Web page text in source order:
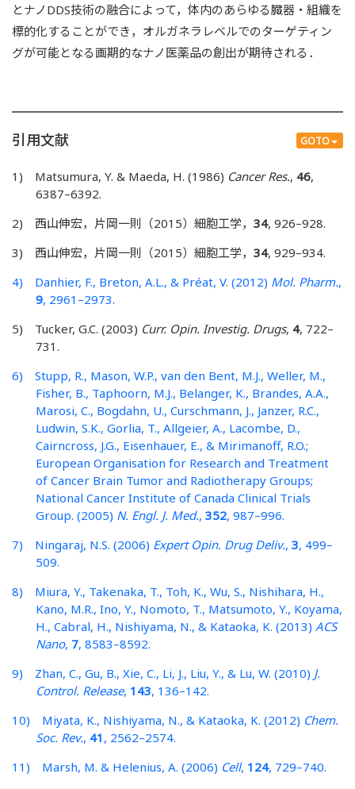
とナノDDS技術の融合によって，体内のあらゆる臓器・組織を
標的化することができ，オルガネラレベルでのターゲティン
グが可能となる画期的なナノ医薬品の創出が期待される．
GOTO
引用文献
1) Matsumura, Y. & Maeda, H. (1986) Cancer Res., 46,
6387–6392.
2) 西山伸宏，片岡一則（2015）細胞工学， 34, 926–928.
3) 西山伸宏，片岡一則（2015）細胞工学， 34, 929–934.
4) Danhier, F., Breton, A.L., & Préat, V. (2012) Mol. Pharm.,
9, 2961–2973.
5) Tucker, G.C. (2003) Curr. Opin. Investig. Drugs, 4, 722–
731.
6) Stupp, R., Mason, W.P., van den Bent, M.J., Weller, M.,
Fisher, B., Taphoorn, M.J., Belanger, K., Brandes, A.A.,
Marosi, C., Bogdahn, U., Curschmann, J., Janzer, R.C.,
Ludwin, S.K., Gorlia, T., Allgeier, A., Lacombe, D.,
Cairncross, J.G., Eisenhauer, E., & Mirimanoff, R.O.;
European Organisation for Research and Treatment
of Cancer Brain Tumor and Radiotherapy Groups;
National Cancer Institute of Canada Clinical Trials
Group. (2005) N. Engl. J. Med., 352, 987–996.
7) Ningaraj, N.S. (2006) Expert Opin. Drug Deliv., 3, 499–
509.
8) Miura, Y., Takenaka, T., Toh, K., Wu, S., Nishihara, H.,
Kano, M.R., Ino, Y., Nomoto, T., Matsumoto, Y., Koyama,
H., Cabral, H., Nishiyama, N., & Kataoka, K. (2013) ACS
Nano, 7, 8583–8592.
9) Zhan, C., Gu, B., Xie, C., Li, J., Liu, Y., & Lu, W. (2010) J.
Control. Release, 143, 136–142.
10) Miyata, K., Nishiyama, N., & Kataoka, K. (2012) Chem.
Soc. Rev., 41 , 2562–2574.
11) Marsh, M. & Helenius, A. (2006) Cell, 124, 729–740.